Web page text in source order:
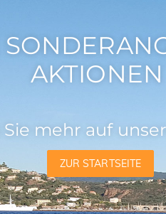
AKTIONEN
mehr auf
ZUR STARTSEITE